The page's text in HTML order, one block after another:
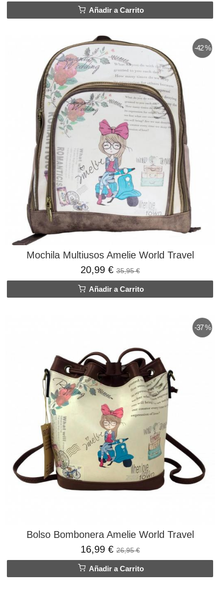
Añadir a Carrito
-42 %
Mochila Multiusos Amelie World Travel
20,99 €35,95 €
Añadir a Carrito
-37 %
Bolso Bombonera Amelie World Travel
16,99 €26,95 €
Añadir a Carrito